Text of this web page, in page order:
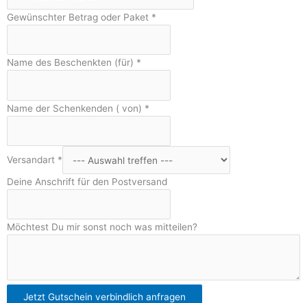
Gewünschter Betrag oder Paket *
F
G
s
t
-
Name des Beschenkten (für) *
Name der Schenkenden ( von) *
Versandart *
Deine Anschrift für den Postversand
Möchtest Du mir sonst noch was mitteilen?
Jetzt Gutschein verbindlich anfragen